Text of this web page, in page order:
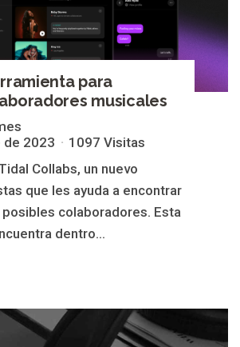
para
musicales
de 2023
1097 Visitas
Collabs, un nuevo
que les ayuda a encontrar
colaboradores. Esta
dentro...